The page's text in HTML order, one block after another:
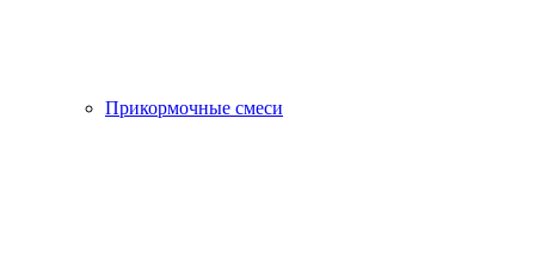
Прикормочные смеси